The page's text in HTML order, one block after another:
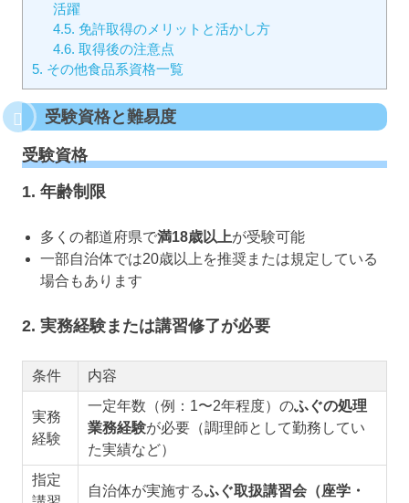
活躍
4.5. 免許取得のメリットと活かし方
4.6. 取得後の注意点
5. その他食品系資格一覧
受験資格と難易度
受験資格
1. 年齢制限
多くの都道府県で満18歳以上が受験可能
一部自治体では20歳以上を推奨または規定している
場合もあります
2. 実務経験または講習修了が必要
条件 内容
実務
経験
一定年数（例：1〜2年程度）のふぐの処理
業務経験が必要（調理師として勤務してい
た実績など）
指定
自治体が実施するふぐ取扱講習会（座学・